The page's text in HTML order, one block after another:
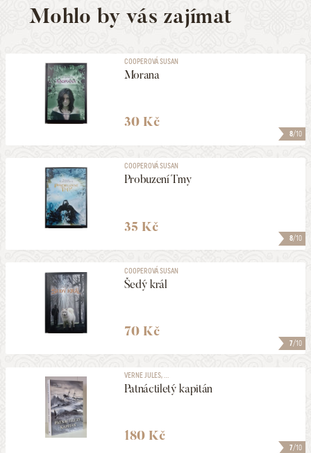
Mohlo by vás zajímat
8/10
COOPEROVÁ SUSAN
Morana
30 Kč
8/10
COOPEROVÁ SUSAN
Probuzení Tmy
35 Kč
7/10
COOPEROVÁ SUSAN
Šedý král
70 Kč
7/10
VERNE JULES, ...
Patnáctiletý kapitán
180 Kč